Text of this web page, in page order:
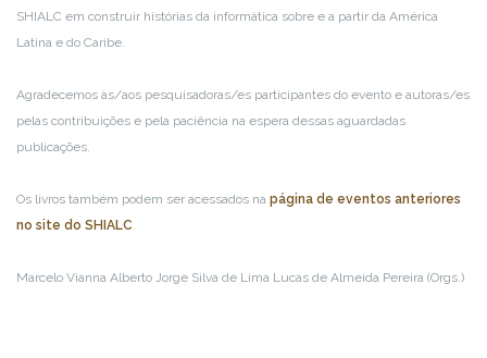
SHIALC em construir histórias da informática sobre e a partir da América
Latina e do Caribe.
Agradecemos às/aos pesquisadoras/es participantes do evento e autoras/es
pelas contribuições e pela paciência na espera dessas aguardadas
publicações.
Os livros também podem ser acessados na página de eventos anteriores
no site do SHIALC.
Marcelo Vianna Alberto Jorge Silva de Lima Lucas de Almeida Pereira (Orgs.)